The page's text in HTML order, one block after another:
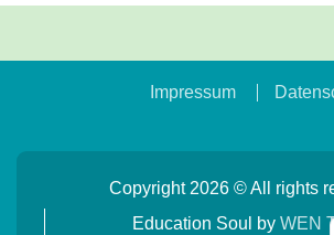
Impressum
Copyright 2026 © All rights
Education Soul by WEN